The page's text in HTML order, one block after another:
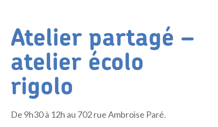
Atelier partagé –
atelier écolo
rigolo
De 9h30 à 12h au 702 rue Ambroise Paré.